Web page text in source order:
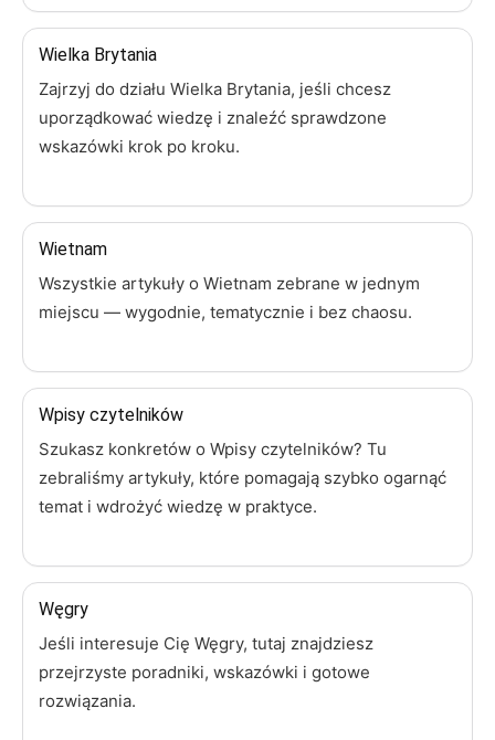
Wielka Brytania
Zajrzyj do działu Wielka Brytania, jeśli chcesz
uporządkować wiedzę i znaleźć sprawdzone
wskazówki krok po kroku.
Wietnam
Wszystkie artykuły o Wietnam zebrane w jednym
miejscu — wygodnie, tematycznie i bez chaosu.
Wpisy czytelników
Szukasz konkretów o Wpisy czytelników? Tu
zebraliśmy artykuły, które pomagają szybko ogarnąć
temat i wdrożyć wiedzę w praktyce.
Węgry
Jeśli interesuje Cię Węgry, tutaj znajdziesz
przejrzyste poradniki, wskazówki i gotowe
rozwiązania.